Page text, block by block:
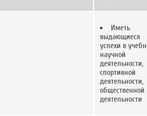
Иметь
выдающиеся
успехи в
научной
деятельности,
спортивной
деятельности,
общественной
деятельности